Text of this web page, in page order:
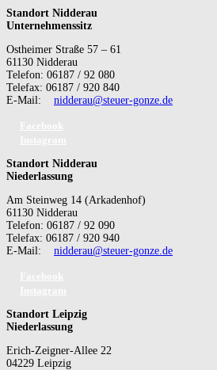
Standort Nidderau
Unternehmenssitz
Ostheimer Straße 57 – 61
61130 Nidderau
Telefon: 06187 / 92 080
Telefax: 06187 / 920 840
E-Mail: nidderau@steuer-gonze.de
Standort Nidderau
Niederlassung
Am Steinweg 14 (Arkadenhof)
61130 Nidderau
Telefon: 06187 / 92 090
Telefax: 06187 / 920 940
E-Mail: nidderau@steuer-gonze.de
Standort Leipzig
Niederlassung
Erich-Zeigner-Allee 22
04229 Leipzig